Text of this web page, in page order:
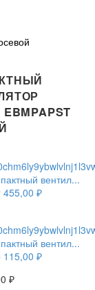
вентил...
455,00 ₽
вентил...
115,00 ₽
₽